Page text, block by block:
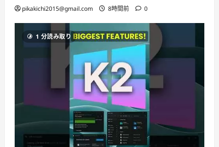
pikakichi2015@gmail.com 8時間前 0
1 分読み取り